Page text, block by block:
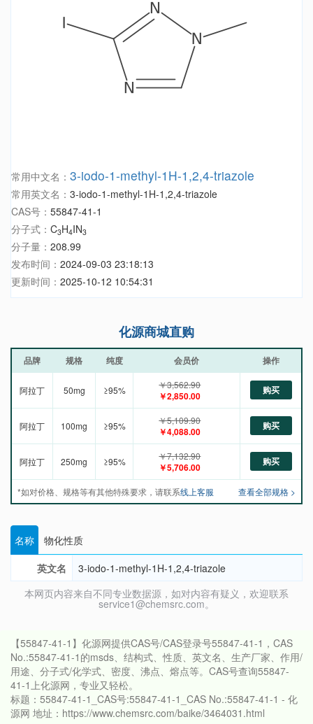
常用中文名： 3-iodo-1-methyl-1H-1,2,4-triazole
常用英文名： 3-iodo-1-methyl-1H-1,2,4-triazole
CAS号： 55847-41-1
分子式： C3H4IN3
分子量： 208.99
发布时间： 2024-09-03 23:18:13
更新时间： 2025-10-12 10:54:31
化源商城直购
品牌 规格 纯度 会员价 操作
阿拉丁 50mg ≥95% ￥3,562.90
￥2,850.00 购买
阿拉丁 100mg ≥95% ￥5,109.90
￥4,088.00 购买
阿拉丁 250mg ≥95% ￥7,132.90
￥5,706.00 购买
*如对价格、规格等有其他特殊要求，请联系线上客服 查看全部规格 >
名称
物化性质
英文名
3-iodo-1-methyl-1H-1,2,4-triazole
本网页内容来自不同专业数据源，如对内容有疑义，欢迎联系
service1@chemsrc.com。
【55847-41-1】化源网提供CAS号/CAS登录号55847-41-1，CAS
No.:55847-41-1的msds、结构式、性质、英文名、生产厂家、作用/
用途、分子式/化学式、密度、沸点、熔点等。CAS号查询55847-
41-1上化源网，专业又轻松。
标题：55847-41-1_CAS号:55847-41-1_CAS No.:55847-41-1 - 化
源网 地址：https://www.chemsrc.com/baike/3464031.html